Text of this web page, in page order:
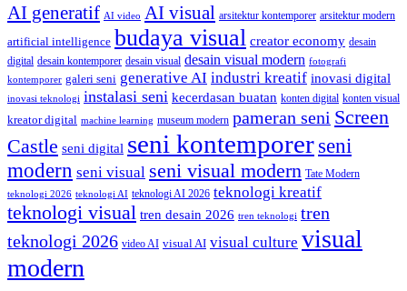
AI generatif AI video AI visual arsitektur kontemporer arsitektur modern
artificial intelligence budaya visual creator economy desain
digital desain kontemporer desain visual desain visual modern fotografi
kontemporer galeri seni generative AI industri kreatif inovasi digital
inovasi teknologi instalasi seni kecerdasan buatan konten digital konten visual
kreator digital machine learning museum modern pameran seni Screen
Castle seni digital seni kontemporer seni
modern seni visual seni visual modern Tate Modern
teknologi 2026 teknologi AI teknologi AI 2026 teknologi kreatif
teknologi visual tren desain 2026 tren teknologi tren
teknologi 2026 video AI visual AI visual culture visual
modern